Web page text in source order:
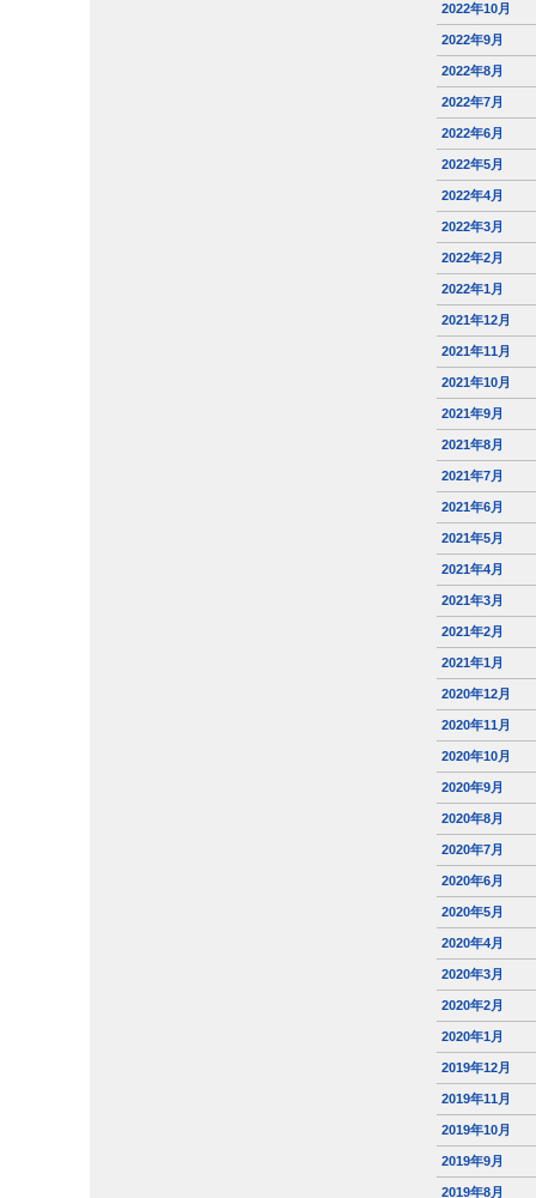
2022年10月
2022年9月
2022年8月
2022年7月
2022年6月
2022年5月
2022年4月
2022年3月
2022年2月
2022年1月
2021年12月
2021年11月
2021年10月
2021年9月
2021年8月
2021年7月
2021年6月
2021年5月
2021年4月
2021年3月
2021年2月
2021年1月
2020年12月
2020年11月
2020年10月
2020年9月
2020年8月
2020年7月
2020年6月
2020年5月
2020年4月
2020年3月
2020年2月
2020年1月
2019年12月
2019年11月
2019年10月
2019年9月
2019年8月